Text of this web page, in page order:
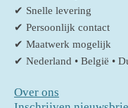
✔ Snelle levering
✔ Persoonlijk contact
✔ Maatwerk mogelijk
✔ Nederland • België •
Over ons